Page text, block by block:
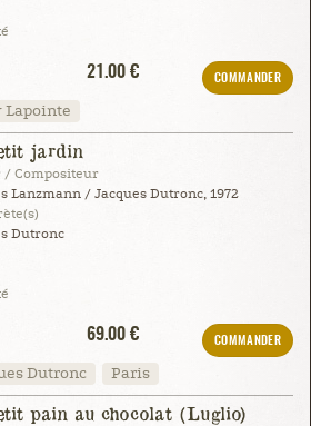
21.00 €
COMMANDER
Lapointe
jardin
/ Compositeur
Lanzmann / Jacques Dutronc, 1972
Dutronc
69.00 €
COMMANDER
Dutronc Paris
pain au chocolat (Luglio)